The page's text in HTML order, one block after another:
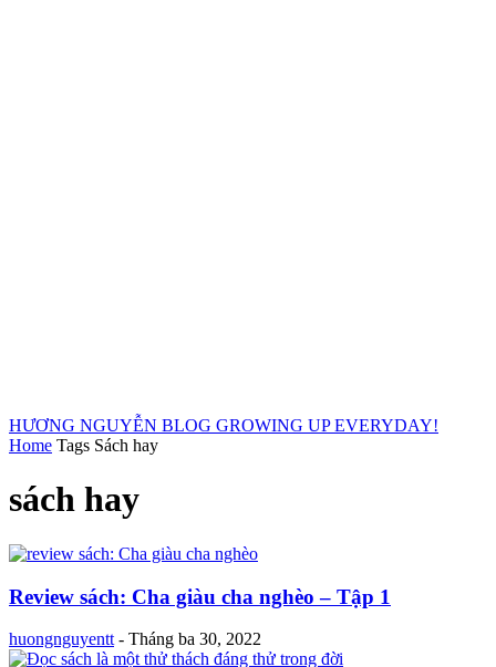
HƯƠNG NGUYỄN BLOG GROWING UP EVERYDAY!
Home Tags Sách hay
sách hay
Review sách: Cha giàu cha nghèo – Tập 1
huongnguyentt - Tháng ba 30, 2022